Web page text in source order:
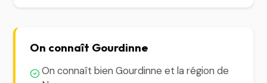
On connaît Gourdinne
On connaît bien Gourdinne et la région de